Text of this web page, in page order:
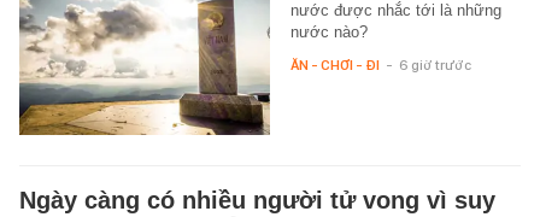
nước được nhắc tới là những
nước nào?
ĂN - CHƠI - ĐI - 6 giờ trước
Ngày càng có nhiều người tử vong vì suy